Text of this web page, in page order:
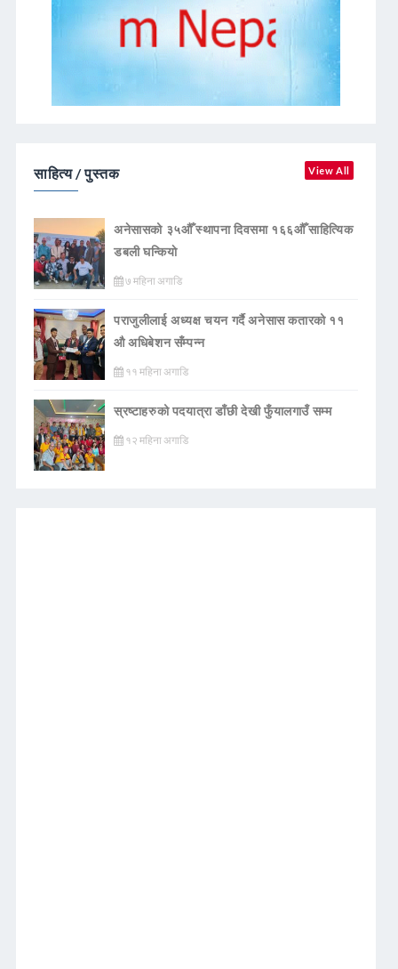
साहित्य / पुस्तक View All
अनेसासको ३५औँ स्थापना दिवसमा १६६औँ साहित्यिक
डबली घन्कियाे
७ महिना अगाडि
पराजुलीलाई अध्यक्ष चयन गर्दै अनेसास कतारको ११
औ अधिबेशन सँम्पन्न
११ महिना अगाडि
स्रष्टाहरुको पदयात्रा डाँछी देखी फुँयालगाउँ सम्म
१२ महिना अगाडि